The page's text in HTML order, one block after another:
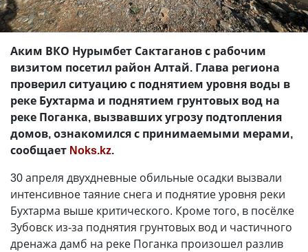
Аким ВКО Нурымбет Сактаганов с рабочим
визитом посетил район Алтай. Глава региона
проверил ситуацию с поднятием уровня воды в
реке Бухтарма и поднятием грунтовых вод на
реке Поганка, вызвавших угрозу подтопления
домов, ознакомился с принимаемыми мерами,
сообщает Noks.kz.
30 апреля двухдневные обильные осадки вызвали
интенсивное таяние снега и поднятие уровня реки
Бухтарма выше критического. Кроме того, в посёлке
Зубовск из-за поднятия грунтовых вод и частичного
дренажа дамб на реке Поганка произошел разлив